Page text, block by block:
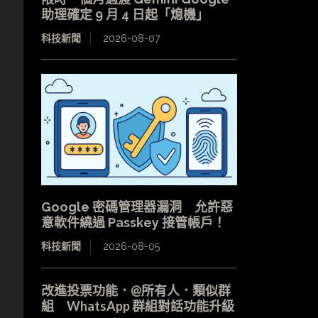
助理確定 9 月 4 日起「熄機」
科技新聞 2026-08-07
Google 密碼管理器漏洞 允許惡
意軟件繞過 Passkey 接管帳戶！
科技新聞 2026-08-05
改進投票功能．@所有人．類似群
組 WhatsApp 群組對話功能升級